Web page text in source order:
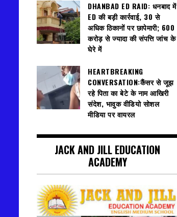
DHANBAD ED RAID: धनबाद में
ED की बड़ी कार्रवाई, 30 से
अधिक ठिकानों पर छापेमारी; 600
करोड़ से ज्यादा की संपत्ति जांच के
घेरे में
HEARTBREAKING
CONVERSATION:कैंसर से जूझ
रहे पिता का बेटे के नाम आखिरी
संदेश, भावुक वीडियो सोशल
मीडिया पर वायरल
JACK AND JILL EDUCATION
ACADEMY